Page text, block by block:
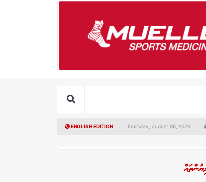
ENGLISH EDITION Thursday, August 06, 2026